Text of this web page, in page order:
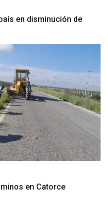
en disminución de
en Catorce